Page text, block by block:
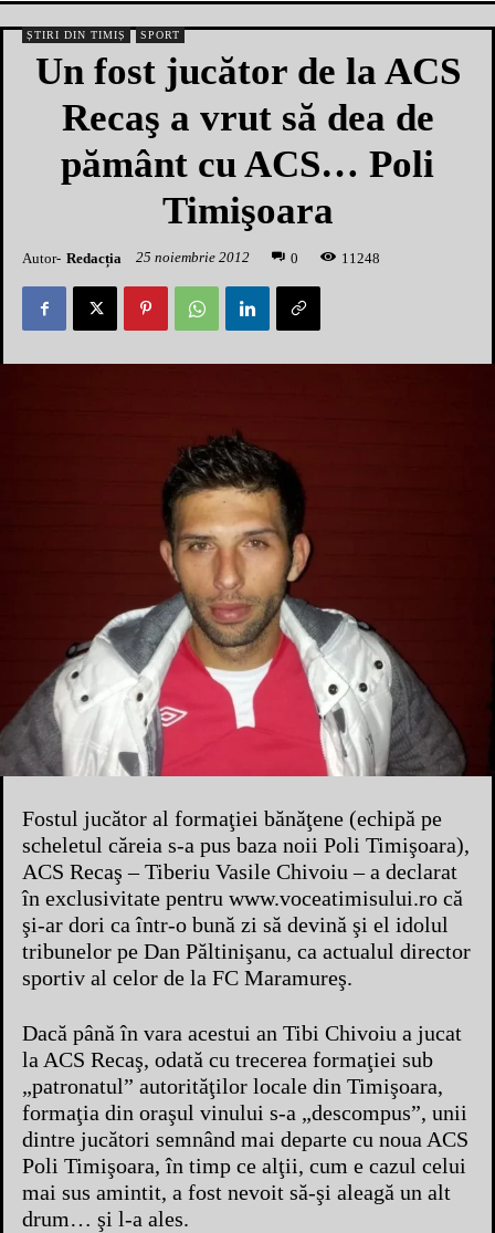
ȘTIRI DIN TIMIȘ SPORT
Un fost jucător de la ACS
Recaş a vrut să dea de
pământ cu ACS… Poli
Timişoara
Autor- Redacția 25 noiembrie 2012 0 1 1248
Fostul jucător al formaţiei bănăţene (echipă pe
scheletul căreia s-a pus baza noii Poli Timişoara),
ACS Recaş – Tiberiu Vasile Chivoiu – a declarat
în exclusivitate pentru www.voceatimisului.ro că
şi-ar dori ca într-o bună zi să devină şi el idolul
tribunelor pe Dan Păltinişanu, ca actualul director
sportiv al celor de la FC Maramureş.
Dacă până în vara acestui an Tibi Chivoiu a jucat
la ACS Recaş, odată cu trecerea formaţiei sub
„patronatul” autorităţilor locale din Timişoara,
formaţia din oraşul vinului s-a „descompus”, unii
dintre jucători semnând mai departe cu noua ACS
Poli Timişoara, în timp ce alţii, cum e cazul celui
mai sus amintit, a fost nevoit să-şi aleagă un alt
drum… şi l-a ales.